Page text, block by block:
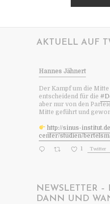
AKTUELL AUF
Hannes Jähnert
Der Kampf um die
entscheidend für die
aber nur von den
Mitte geführt und
http://sinus-
center/studien/
1 Twitter
NEWSLETTER –
DANN UND